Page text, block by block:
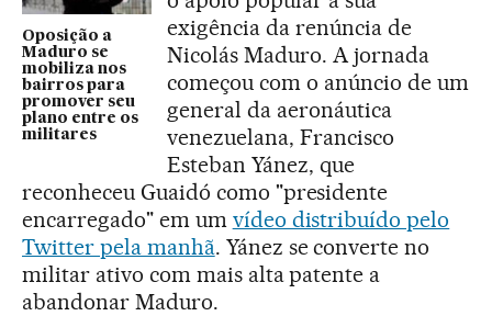
Oposição a
Maduro se
mobiliza nos
bairros para
promover seu
plano entre os
militares
exigência da renúncia de
Nicolás Maduro. A jornada
começou com o anúncio de um
general da aeronáutica
venezuelana, Francisco
Esteban Yánez, que
reconheceu Guaidó como "presidente
encarregado" em um vídeo distribuído pelo
Twitter pela manhã. Yánez se converte no
militar ativo com mais alta patente a
abandonar Maduro.